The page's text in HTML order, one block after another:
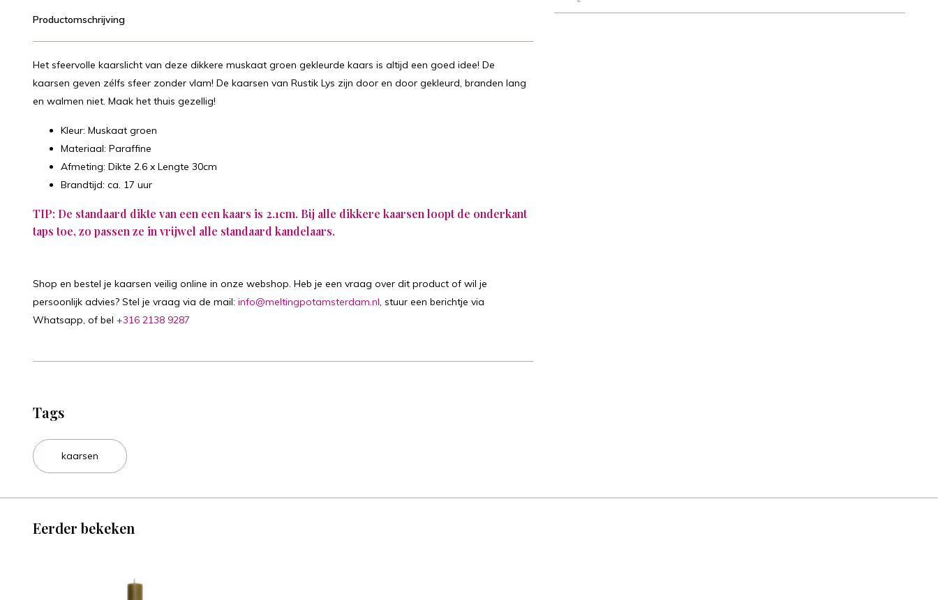
Productomschrijving
Het sfeervolle kaarslicht van deze dikkere muskaat groen gekleurde kaars is altijd een goed idee! De
kaarsen geven zélfs sfeer zonder vlam! De kaarsen van Rustik Lys zijn door en door gekleurd, branden lang
en walmen niet. Maak het thuis gezellig!
Kleur: Muskaat groen
Materiaal: Paraffine
Afmeting: Dikte 2.6 x Lengte 30cm
Brandtijd: ca. 17 uur
TIP: De standaard dikte van een een kaars is 2.1cm. Bij alle dikkere kaarsen loopt de onderkant
taps toe, zo passen ze in vrijwel alle standaard kandelaars.
Shop en bestel je kaarsen veilig online in onze webshop. Heb je een vraag over dit product of wil je
persoonlijk advies? Stel je vraag via de mail: info@meltingpotamsterdam.nl, stuur een berichtje via
Whatsapp, of bel +316 2138 9287
Tags
kaarsen
Eerder bekeken